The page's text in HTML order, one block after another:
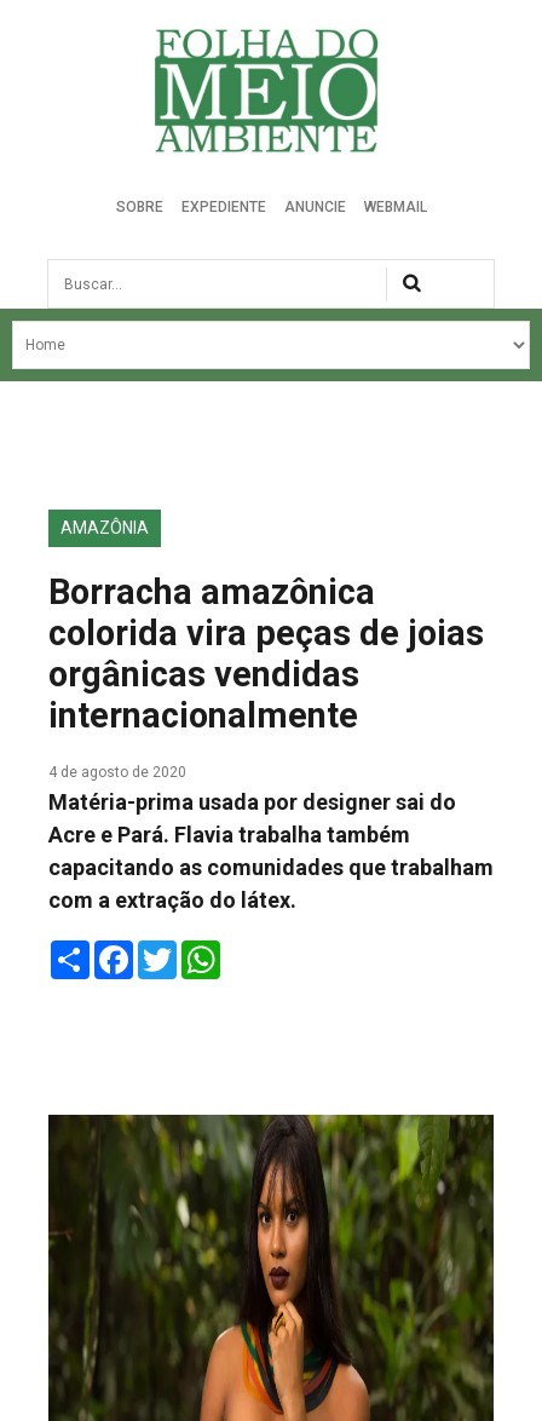
Folha do Meio Ambiente
SOBRE EXPEDIENTE ANUNCIE WEBMAIL
Busca
NOSSA HISTÓRIA
EDIÇÕES ANTERIORES
FALE CONOSCO
AMAZÔNIA
Borracha amazônica
colorida vira peças de joias
orgânicas vendidas
internacionalmente
4 de agosto de 2020
Matéria-prima usada por designer sai do
Acre e Pará. Flavia trabalha também
capacitando as comunidades que trabalham
com a extração do látex.
ShareFacebook
Twitter